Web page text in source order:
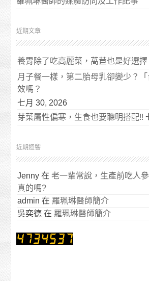
近期文章
養胃除了吃高麗菜，萵苣也是好選擇
月子餐一樣，第二胎母乳卻變少？
效嗎？
七月 30, 2026
芽菜屬性偏寒，生食也要聰明搭配!!
近期迴響
Jenny 在老一輩常說，生產前吃人
真的嗎?
admin 在 羅珮琳醫師簡介
吳奕德 在 羅珮琳醫師簡介